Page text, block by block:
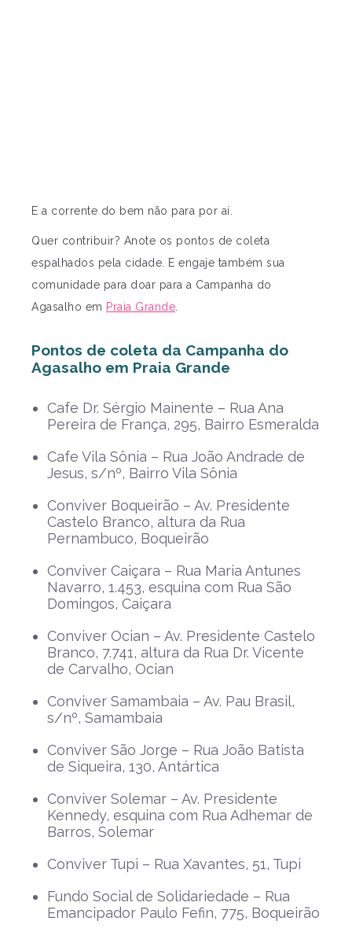
E a corrente do bem não para por aí.
Quer contribuir? Anote os pontos de coleta
espalhados pela cidade. E engaje também sua
comunidade para doar para a Campanha do
Agasalho em Praia Grande
Pontos de coleta da Campanha do
Agasalho em Praia Grande
Cafe Dr. Sérgio Mainente – Rua Ana
Pereira de França, 295, Bairro Esmeralda
Cafe Vila Sônia – Rua João Andrade de
Jesus, s/nº, Bairro Vila Sônia
Conviver Boqueirão – Av. Presidente
Castelo Branco, altura da Rua
Pernambuco, Boqueirão
Conviver Caiçara – Rua Maria Antunes
Navarro, 1.453, esquina com Rua São
Domingos, Caiçara
Conviver Ocian – Av. Presidente Castelo
Branco, 7.741, altura da Rua Dr. Vicente
de Carvalho, Ocian
Conviver Samambaia – Av. Pau Brasil,
s/nº, Samambaia
Conviver São Jorge – Rua João Batista
de Siqueira, 130, Antártica
Conviver Solemar – Av. Presidente
Kennedy, esquina com Rua Adhemar de
Barros, Solemar
Conviver Tupi – Rua Xavantes, 51, Tupi
Fundo Social de Solidariedade – Rua
Emancipador Paulo Fefin, 775, Boqueirão